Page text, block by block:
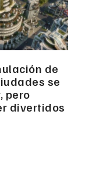
de
se
pero
divertidos